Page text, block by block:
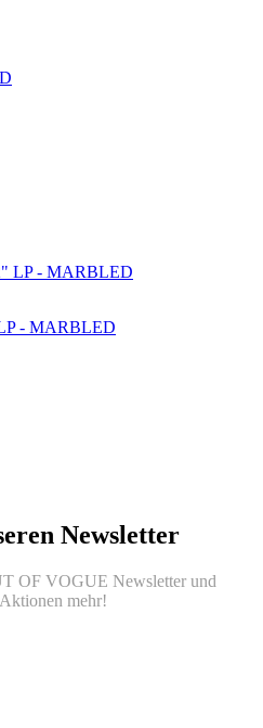
- MARBLED
Newsletter
OF VOGUE Newsletter und
mehr!